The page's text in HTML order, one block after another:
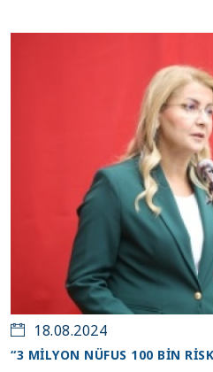
18.08.2024
“3 MİLYON NÜFUS 100 BİN